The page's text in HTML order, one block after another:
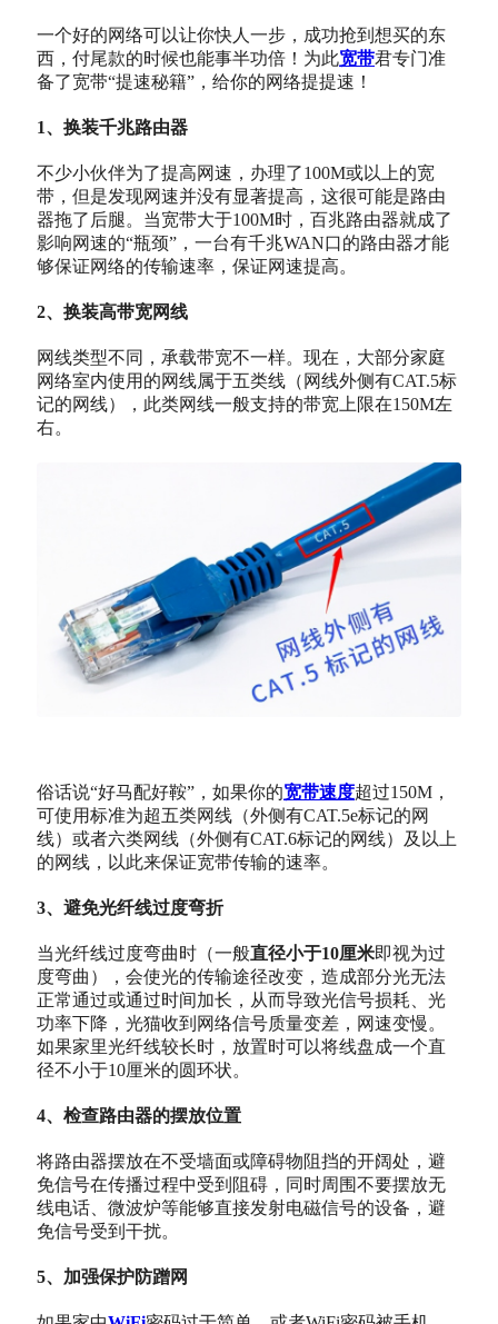
一个好的网络可以让你快人一步，成功抢到想买的东
西，付尾款的时候也能事半功倍！为此宽带君专门准
备了宽带“提速秘籍”，给你的网络提提速！
1、换装千兆路由器
不少小伙伴为了提高网速，办理了100M或以上的宽
带，但是发现网速并没有显著提高，这很可能是路由
器拖了后腿。当宽带大于100M时，百兆路由器就成了
影响网速的“瓶颈”，一台有千兆WAN口的路由器才能
够保证网络的传输速率，保证网速提高。
2、换装高带宽网线
网线类型不同，承载带宽不一样。现在，大部分家庭
网络室内使用的网线属于五类线（网线外侧有CAT.5标
记的网线），此类网线一般支持的带宽上限在150M左
右。
俗话说“好马配好鞍”，如果你的宽带速度超过150M，
可使用标准为超五类网线（外侧有CAT.5e标记的网
线）或者六类网线（外侧有CAT.6标记的网线）及以上
的网线，以此来保证宽带传输的速率。
3、避免光纤线过度弯折
当光纤线过度弯曲时（一般直径小于10厘米即视为过
度弯曲），会使光的传输途径改变，造成部分光无法
正常通过或通过时间加长，从而导致光信号损耗、光
功率下降，光猫收到网络信号质量变差，网速变慢。
如果家里光纤线较长时，放置时可以将线盘成一个直
径不小于10厘米的圆环状。
4、检查路由器的摆放位置
将路由器摆放在不受墙面或障碍物阻挡的开阔处，避
免信号在传播过程中受到阻碍，同时周围不要摆放无
线电话、微波炉等能够直接发射电磁信号的设备，避
免信号受到干扰。
5、加强保护防蹭网